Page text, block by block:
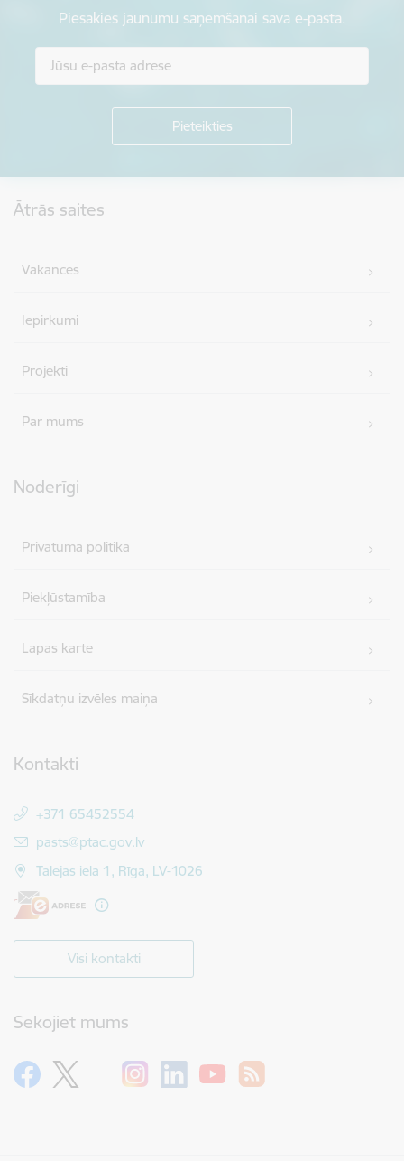
Piesakies jaunumu saņemšanai savā e-pastā.
Ātrās saites
Vakances
Iepirkumi
Projekti
Par mums
Noderīgi
Privātuma politika
Piekļūstamība
Lapas karte
Sīkdatņu izvēles maiņa
Kontakti
+371 65452554
E-pasts:
pasts@ptac.gov.lv
Talejas iela 1, Rīga, LV-1026
Visi kontakti
Sekojiet mums